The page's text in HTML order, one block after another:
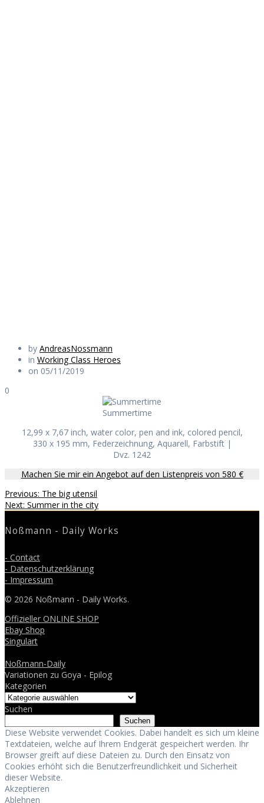
by AndreasNossmann
in Working Class Heroes
on 05/11/2019
0
Summertime
12,99 x 7,67 inch, water color, pen and ink, colored pencil,
330 x 195 mm, Federzeichnung, Aquarell, Farbstift |
Dvz. 1242
Machen Sie mir ein Angebot auf den Listenpreis von 580 €
Beitragsnavigation
Previous: Previous
post:
The big utensil
Next: Next
Summer in the city
Noßmann - Daily Works
- Contact
- Datenschutzerklärung
- Impressum
© 2026 Noßmann - Daily Works.
Offizieller ONLINE SHOP
Ebay Shop
Singulart
Noßmann-Daily
Variationen zu Goya - Epilog
Kategorien
Suchen
Suchen
Diese Website verwendet Cookies. Dabei handelt es sich um kleine
Textdateien, welche auf Ihrem Endgerät gespeichert werden. Ihr
Browser greift auf diese Dateien zu. Durch den Einsatz von
Cookies erhöht sich die Benutzerfreundlichkeit und Sicherheit
dieser Website.
Akzeptieren
Ablehnen